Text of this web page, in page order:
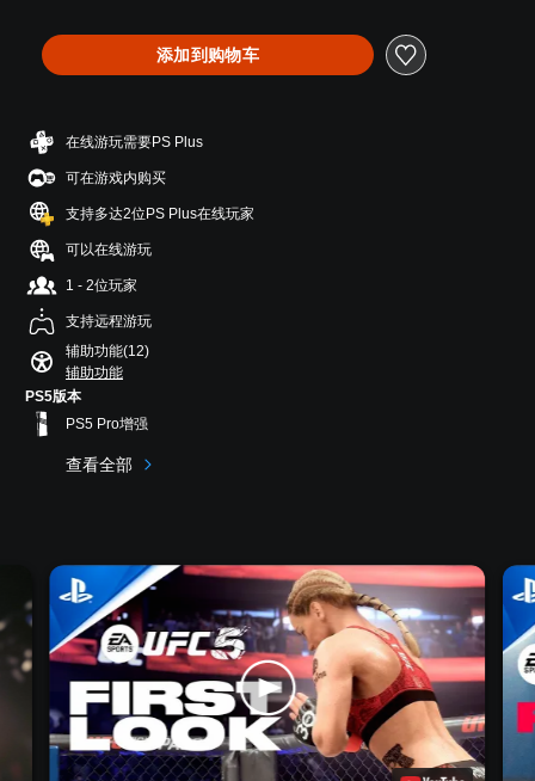
添加到购物车
在线游玩需要PS Plus
可在游戏内购买
支持多达2位PS Plus在线玩家
可以在线游玩
1 - 2位玩家
支持远程游玩
辅助功能(12)
辅助功能
PS5版本
PS5 Pro增强
查看全部